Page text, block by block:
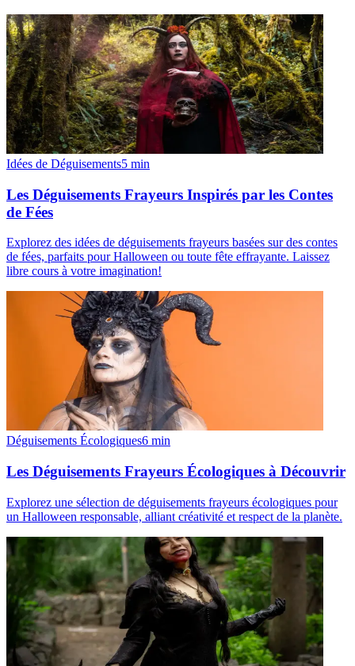
Idées de Déguisements5 min
Les Déguisements Frayeurs Inspirés par les Contes
de Fées
Explorez des idées de déguisements frayeurs basées sur des contes
de fées, parfaits pour Halloween ou toute fête effrayante. Laissez
libre cours à votre imagination!
Déguisements Écologiques6 min
Les Déguisements Frayeurs Écologiques à Découvrir
Explorez une sélection de déguisements frayeurs écologiques pour
un Halloween responsable, alliant créativité et respect de la planète.